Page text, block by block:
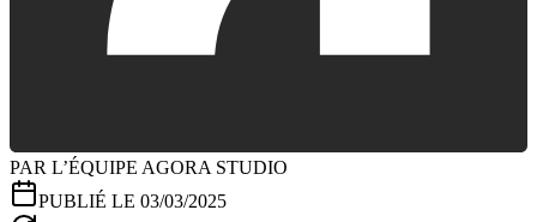
PAR L’ÉQUIPE AGORA STUDIO
PUBLIÉ LE 03/03/2025